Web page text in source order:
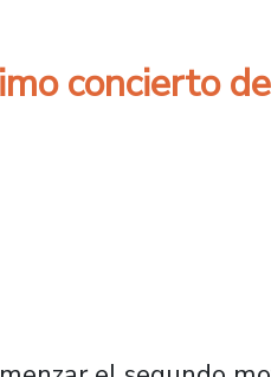
concierto